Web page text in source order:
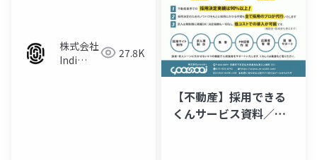
株式会社
Indi
27.8K
【不動産】採用できる
くんサービス資料／チ